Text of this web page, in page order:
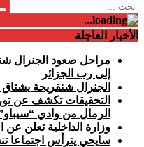
الأخبار العاجلة
مراحل صعود الجنرال
إلى رب الجزائر
الجنرال شنقريحة
التحقيقات تكشف عن
الرمال من وادي
وزارة الداخلية تعلن عن
سايحي يترأس اجتماعا